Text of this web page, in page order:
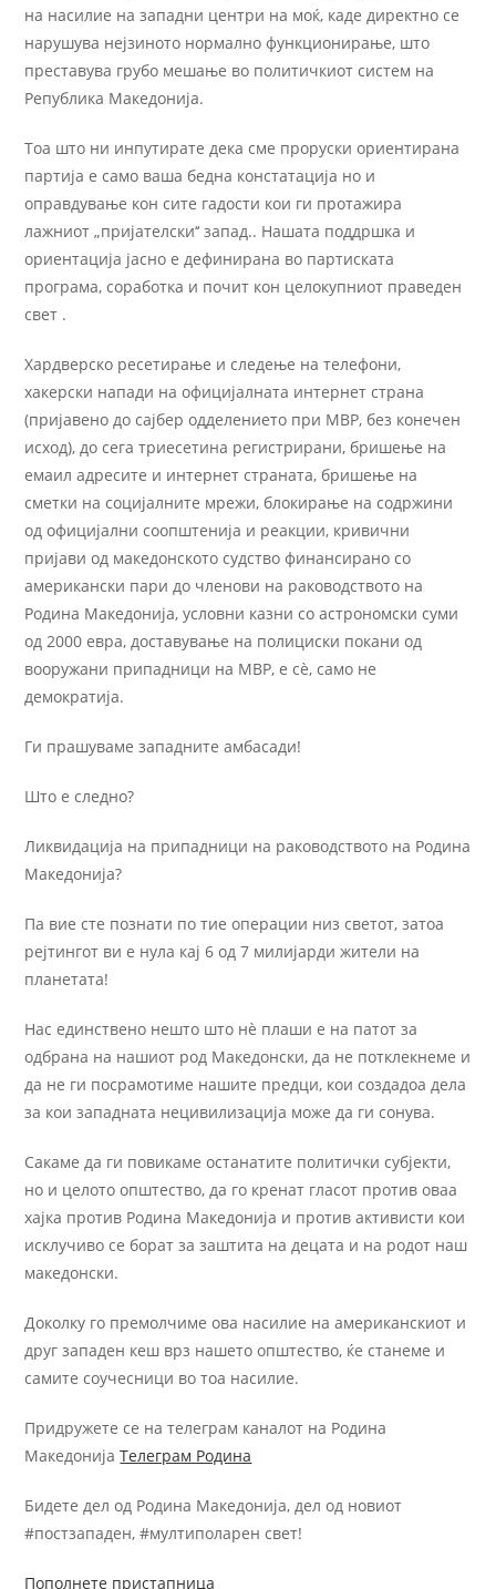
на насилие на западни центри на моќ, каде директно се
нарушува нејзиното нормално функционирање, што
преставува грубо мешање во политичкиот систем на
Република Македонија.
Тоа што ни инпутирате дека сме проруски ориентирана
партија е само ваша бедна констатација но и
оправдување кон сите гадости кои ги протажира
лажниот „пријателски‘‘ запад.. Нашата поддршка и
ориентација јасно е дефинирана во партиската
програма, соработка и почит кон целокупниот праведен
свет .
Хардверско ресетирање и следење на телефони,
хакерски напади на официјалната интернет страна
(пријавено до сајбер одделението при МВР, без конечен
исход), до сега триесетина регистрирани, бришење на
емаил адресите и интернет страната, бришење на
сметки на социјалните мрежи, блокирање на содржини
од официјални соопштенија и реакции, кривични
пријави од македонското судство финансирано со
американски пари до членови на раководството на
Родина Македонија, условни казни со астрономски суми
од 2000 евра, доставување на полициски покани од
вооружани припадници на МВР, е сѐ, само нe
демократија.
Ги прашуваме западните амбасади!
Што е следно?
Ликвидација на припадници на раководството на Родина
Македонија?
Па вие сте познати по тие операции низ светот, затоа
рејтингот ви е нула кај 6 од 7 милијарди жители на
планетата!
Нас единствено нешто што нѐ плаши е на патот за
одбрана на нашиот род Македонски, да не потклекнеме и
да не ги посрамотиме нашите предци, кои создадоа дела
за кои западната нецивилизација може да ги сонува.
Сакаме да ги повикаме останатите политички субјекти,
но и целото општество, да го кренат гласот против оваа
хајка против Родина Македонија и против активисти кои
исклучиво се борат за заштита на децата и на родот наш
македонски.
Доколку го премолчиме ова насилие на американскиот и
друг западен кеш врз нашето општество, ќе станеме и
самите соучесници во тоа насилие.
Придружете се на телеграм каналот на Родина
МакедонијаТелеграм Родина
Бидете дел од Родина Македонија, дел од новиот
#постзападен, #мултиполарен свет!
Пополнете пристапница